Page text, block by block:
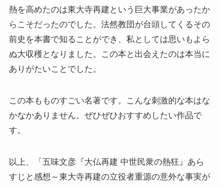
フランス文学と歴史・文化
『レ・ミゼラブル』をもっと楽しむために
ブログ筆者イチオシの作家エミール・ゾラ
蜷川幸雄と現代演劇
熱を高めたのは東大寺再建という巨大事業があったか
らこそだったのでした。法然教団が台頭してくるその
前史を本書で知ることができ、私としては思いもよら
ぬ大収穫となりました。この本と出会えたのは本当に
ありがたいことでした。
この本もものすごい名著です。こんな刺激的な本はな
かなかありません。ぜひぜひおすすめしたい作品で
す。
以上、「五味文彦『大仏再建 中世民衆の熱狂』あら
すじと感想～東大寺再建の立役者重源の意外な事実が